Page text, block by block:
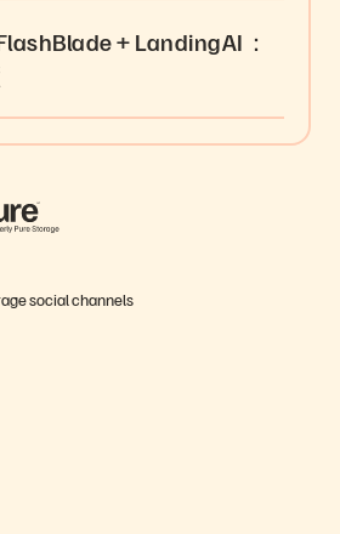
+ LandingAI：
social channels